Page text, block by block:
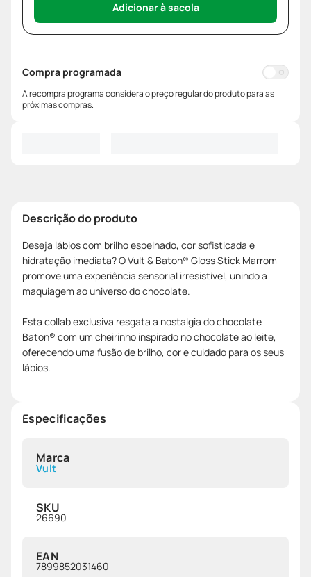
Adicionar à sacola
Compra programada
A recompra programa considera o preço regular do produto para as
próximas compras.
Descrição do produto
Deseja lábios com brilho espelhado, cor sofisticada e
hidratação imediata? O Vult & Baton® Gloss Stick Marrom
promove uma experiência sensorial irresistível, unindo a
maquiagem ao universo do chocolate.
Esta collab exclusiva resgata a nostalgia do chocolate
Baton® com um cheirinho inspirado no chocolate ao leite,
oferecendo uma fusão de brilho, cor e cuidado para os seus
lábios.
Especificações
Marca
Vult
SKU
26690
EAN
7899852031460